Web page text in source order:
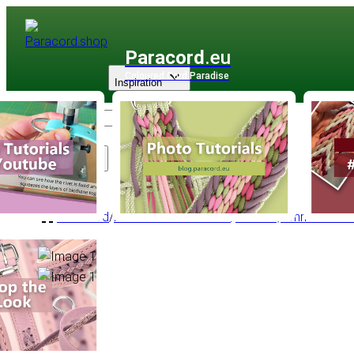
Paracord .eu
Coloured Cord Paradise
Sortiment
Inspiration
Paracord/Paracord Micro Cord/Micro 1,2 mm - Pro